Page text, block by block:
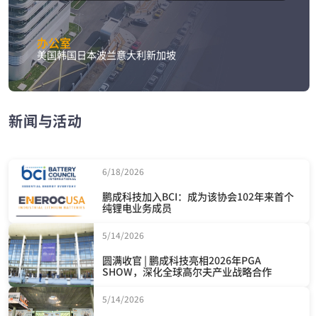
办公室
美国韩国日本波兰意大利新加坡
新闻与活动
6/18/2026
鹏成科技加入BCI：成为该协会102年来首个
纯锂电业务成员
5/14/2026
圆满收官 | 鹏成科技亮相2026年PGA
SHOW，深化全球高尔夫产业战略合作
5/14/2026